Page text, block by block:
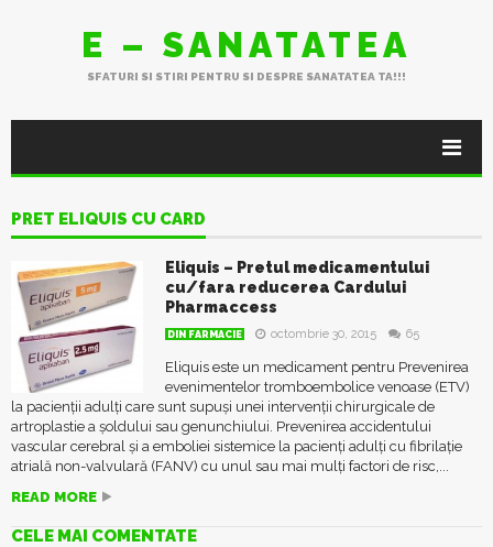
E – SANATATEA
SFATURI SI STIRI PENTRU SI DESPRE SANATATEA TA!!!
PRET ELIQUIS CU CARD
Eliquis – Pretul medicamentului
cu/fara reducerea Cardului
Pharmaccess
DIN FARMACIE octombrie 30, 2015 65
Eliquis este un medicament pentru Prevenirea
evenimentelor tromboembolice venoase (ETV)
la pacienţii adulţi care sunt supuşi unei intervenţii chirurgicale de
artroplastie a şoldului sau genunchiului. Prevenirea accidentului
vascular cerebral şi a emboliei sistemice la pacienţi adulţi cu fibrilaţie
atrială non-valvulară (FANV) cu unul sau mai mulţi factori de risc,...
READ MORE
CELE MAI COMENTATE